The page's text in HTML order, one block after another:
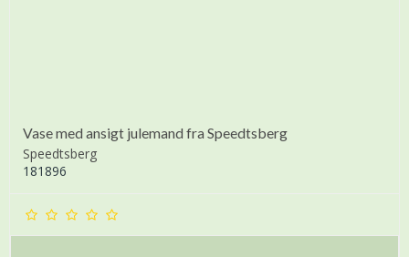
Vase med ansigt julemand fra Speedtsberg
Speedtsberg
181896